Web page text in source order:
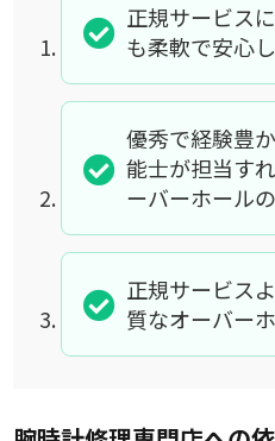
正規サービス
も柔軟で安心
優秀で経験豊
能士が担当す
ーバーホール
正規サービス
質なオーバー